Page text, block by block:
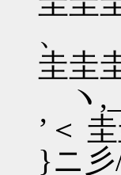
、
圭
ヽ
’＜
}ニ